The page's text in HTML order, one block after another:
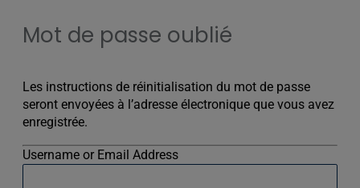
Mot de passe oublié
Les instructions de réinitialisation du mot de passe
seront envoyées à l’adresse électronique que vous avez
enregistrée.
Username or Email Address